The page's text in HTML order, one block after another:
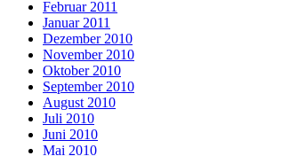
Februar 2011
Januar 2011
Dezember 2010
November 2010
Oktober 2010
September 2010
August 2010
Juli 2010
Juni 2010
Mai 2010